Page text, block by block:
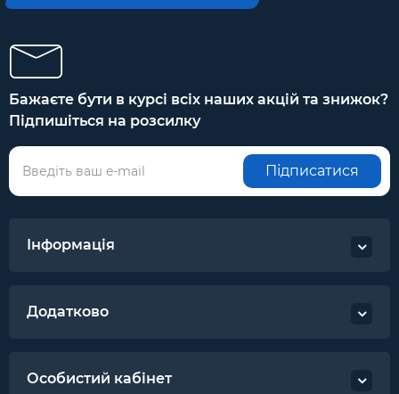
Бажаєте бути в курсі всіх наших акцій та знижок?
Підпишіться на розсилку
Підписатися
Інформація
Додатково
Особистий кабінет